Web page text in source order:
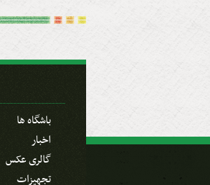
باشگاه ها
اخبار
گالری عکس
تجهیزات